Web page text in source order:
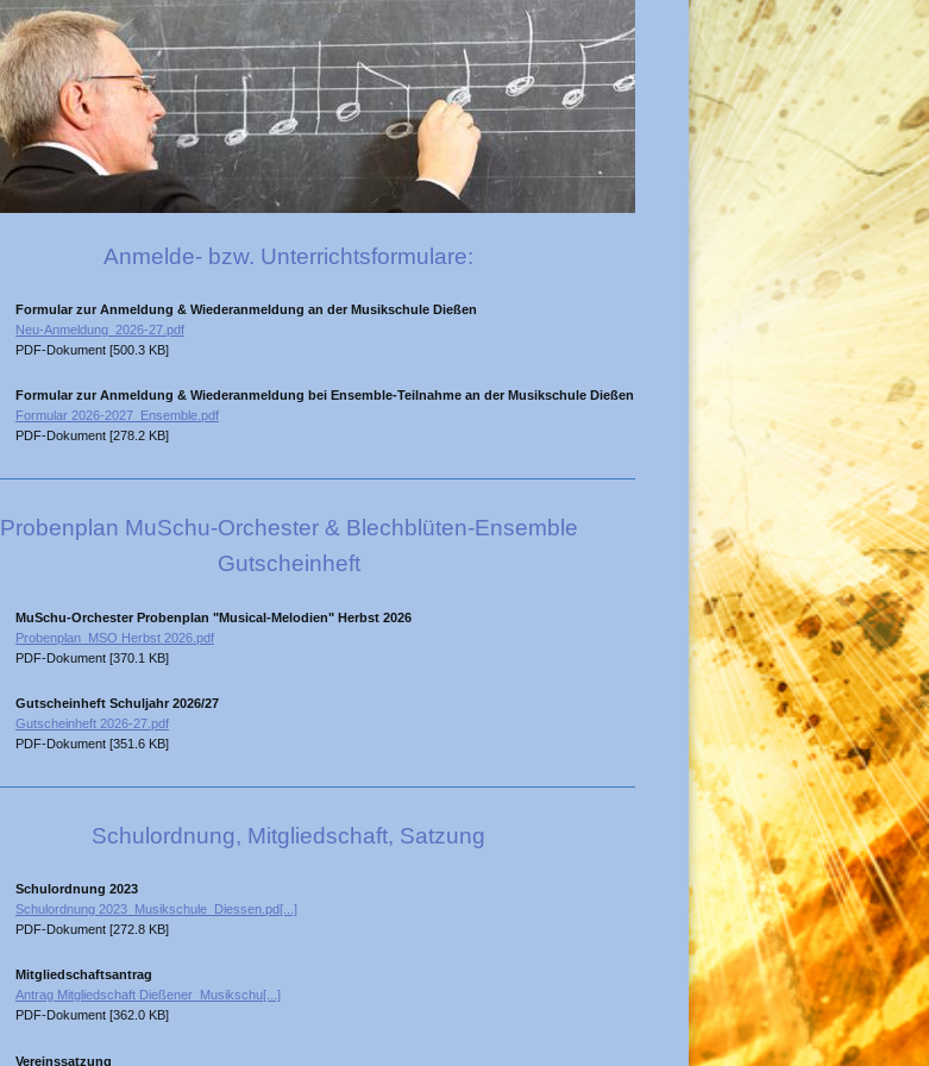
Anmelde- bzw. Unterrichtsformulare:
Formular zur Anmeldung & Wiederanmeldung an der Musikschule Dießen
Neu-Anmeldung_2026-27.pdf
PDF-Dokument [500.3 KB]
Formular zur Anmeldung & Wiederanmeldung bei Ensemble-Teilnahme an der Musikschule Dießen
Formular 2026-2027_Ensemble.pdf
PDF-Dokument [278.2 KB]
Probenplan MuSchu-Orchester & Blechblüten-Ensemble
Gutscheinheft
MuSchu-Orchester Probenplan "Musical-Melodien" Herbst 2026
Probenplan_MSO Herbst 2026.pdf
PDF-Dokument [370.1 KB]
Gutscheinheft Schuljahr 2026/27
Gutscheinheft 2026-27.pdf
PDF-Dokument [351.6 KB]
Schulordnung, Mitgliedschaft, Satzung
Schulordnung 2023
Schulordnung 2023_Musikschule_Diessen.pd[...]
PDF-Dokument [272.8 KB]
Mitgliedschaftsantrag
Antrag Mitgliedschaft Dießener_Musikschu[...]
PDF-Dokument [362.0 KB]
Vereinssatzung